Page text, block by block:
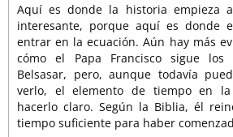
Aquí es donde la historia empieza
interesante, porque aquí es donde
entrar en la ecuación. Aún hay más
cómo el Papa Francisco sigue los
Belsasar, pero, aunque todavía
verlo, el elemento de tiempo en
hacerlo claro. Según la Biblia, él
tiempo suficiente para haber